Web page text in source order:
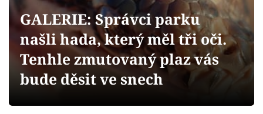
Videa
Sledujte prima+
GALERIE: Správci parku
našli hada, který měl tři oči.
Tenhle zmutovaný plaz vás
bude děsit ve snech